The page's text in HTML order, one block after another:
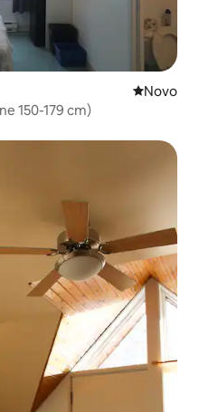
Novi
Novo
150-179 cm)